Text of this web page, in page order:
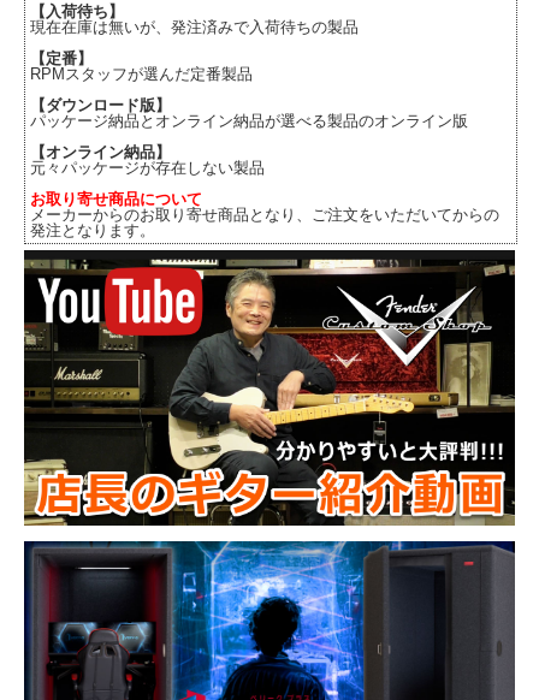
【入荷待ち】
現在在庫は無いが、発注済みで入荷待ちの製品
【定番】
RPMスタッフが選んだ定番製品
【ダウンロード版】
パッケージ納品とオンライン納品が選べる製品のオンライン版
【オンライン納品】
元々パッケージが存在しない製品
お取り寄せ商品について
メーカーからのお取り寄せ商品となり、ご注文をいただいてからの
発注となります。